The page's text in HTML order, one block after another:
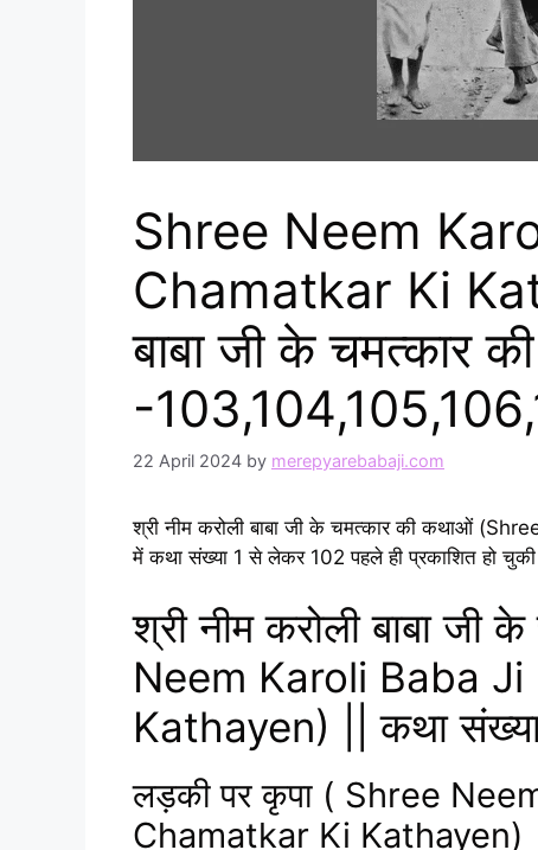
Shree Neem
Chamatkar Ki
बाबा जी के चमत्कार
-
22 April 2024 by merepyarebabaji.com
श्री नीम करोली बाबा जी के चमत्कार की कथाओं
में कथा संख्या 1 से लेकर 102 पहले ही प्रकाशित हो
श्री नीम करोली बाबा
Neem Karoli Baba
Kathayen) || कथा
लड़की पर कृपा ( Shree
Chamatkar Ki Kathayen)